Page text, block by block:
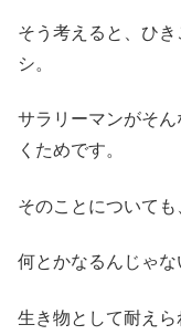
そう考えると、ひ
シ。
サラリーマンがそ
くためです。
そのことについても
何とかなるんじゃな
生き物として耐えら